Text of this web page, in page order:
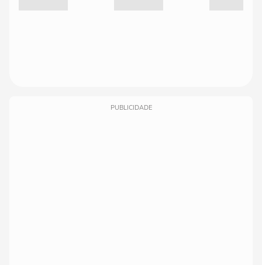
PUBLICIDADE